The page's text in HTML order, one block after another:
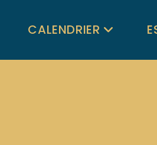
CALENDRIER